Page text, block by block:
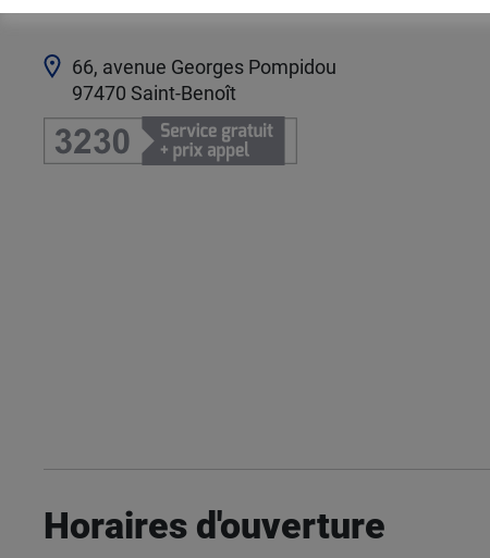
66, avenue Georges Pompidou
97470 Saint-Benoît
Horaires d'ouverture